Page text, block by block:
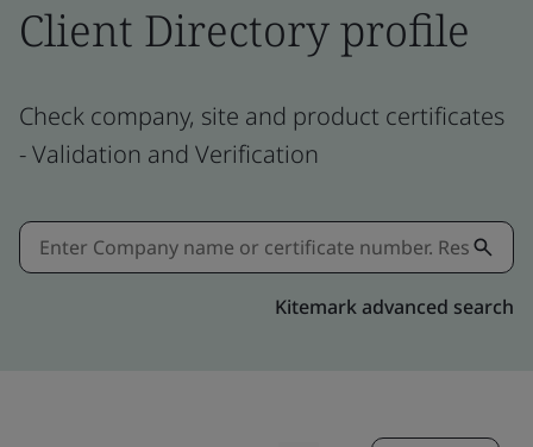
Client Directory profile
Check company, site and product certificates
- Validation and Verification
Kitemark advanced search